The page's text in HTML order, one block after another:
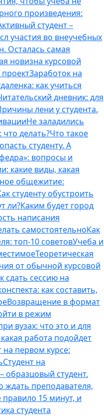
произведения:
студент –
участия во внеучебных
Осталась самая
новизна курсовой
проектЗаработок на
как учиться
дневник: для
лени у студента.
Не заладились
делать?Что такое
студенту. А
вопросы и
какие виды, какая
общежитие:
студенту обустроить
ли?Каким будет город
написания
самостоятельноКак
топ-10 советовУчеба и
Теоретическая
от обычной курсовой
сдать сессию на
как составить,
Возвращение в формат
в режим
вузах: что это и для
работа подойдет
первом курсе:
Студент на
образцовый студент.
ждать преподавателя,
правило 15 минут, и
студента